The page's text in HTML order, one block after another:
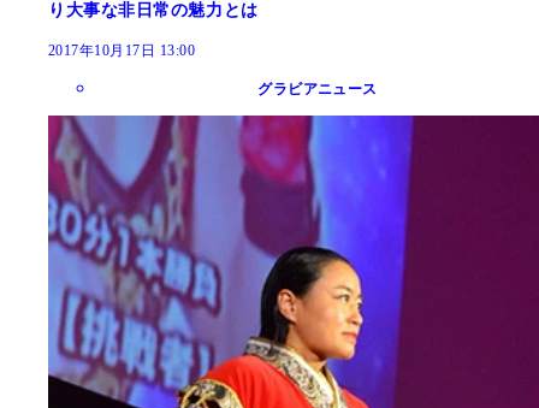
り大事な非日常の魅力とは
2017年10月17日 13:00
グラビアニュース